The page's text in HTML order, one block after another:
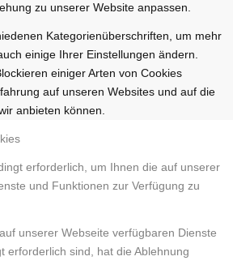
zu unserer Website anpassen.
Kategorienüberschriften, um mehr
einige Ihrer Einstellungen ändern.
einiger Arten von Cookies
auf unseren Websites und auf die
anbieten können.
erforderlich, um Ihnen die auf unserer
und Funktionen zur Verfügung zu
unserer Webseite verfügbaren Dienste
erforderlich sind, hat die Ablehnung